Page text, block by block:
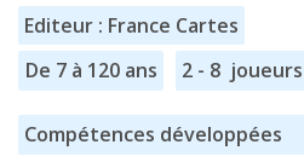
Editeur : France Cartes
De 7 à 120 ans
2 - 8 joueurs
Compétences développées